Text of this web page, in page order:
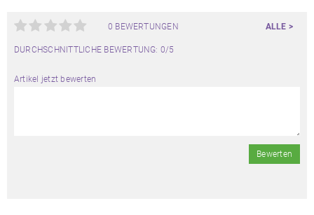
0 BEWERTUNGEN ALLE >
DURCHSCHNITTLICHE BEWERTUNG: 0/5
Artikel jetzt bewerten
Bewerten